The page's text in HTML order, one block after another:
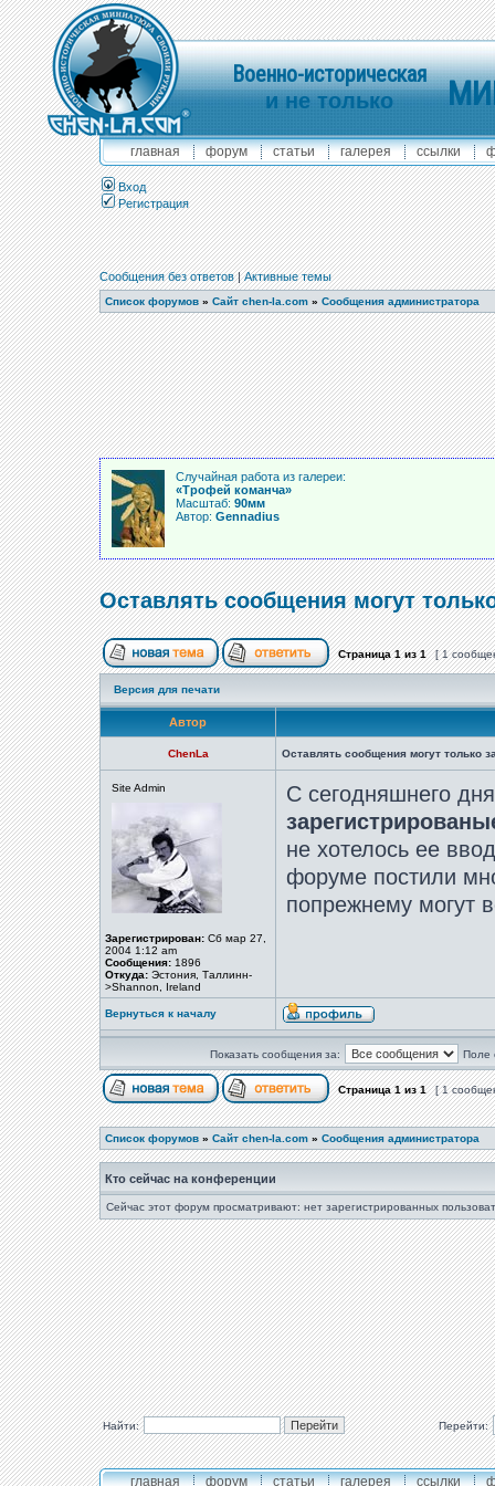
Военно-историческая
и не только
главная форум статьи галерея ссылки
Вход
Регистрация
Сообщения без ответов|Активные темы
Список форумов » Сайт chen-la.com » Сообщения администратора
Случайная работа из галереи:
«Трофей команча»
Масштаб: 90мм
Автор: Gennadius
Оставлять сообщения могут
Страница1из1 [ 1
Версия для печати
Автор
ChenLa Оставлять сообщения могут только
Site Admin
Зарегистрирован: Сб мар 27,
2004 1:12 am
Сообщения: 1896
Откуда: Эстония, Таллинн-
>Shannon, Ireland
С сегодняшнего
не хотелось ее
форуме постили
попрежнему могут
Вернуться к началу
Показать сообщения за: Поле
Страница1из1 [ 1
Список форумов » Сайт chen-la.com » Сообщения администратора
Кто сейчас на конференции
Сейчас этот форум просматривают: нет зарегистрированных
Найти: Перейти:
главная форум статьи галерея ссылки